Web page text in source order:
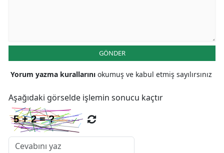
GÖNDER
Yorum yazma kurallarını okumuş ve kabul etmiş sayılırsınız
Aşağıdaki görselde işlemin sonucu kaçtır